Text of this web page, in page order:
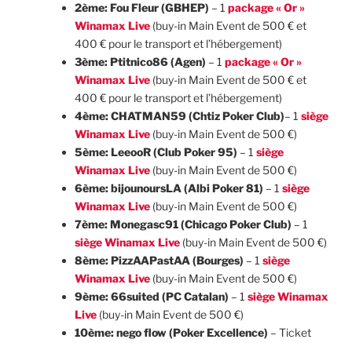
2ème: Fou Fleur (GBHEP) – 1 package « Or »
Winamax Live (buy-in Main Event de 500 € et
400 € pour le transport et l’hébergement)
3ème: Ptitnico86 (Agen) – 1 package « Or »
Winamax Live (buy-in Main Event de 500 € et
400 € pour le transport et l’hébergement)
4ème: CHATMAN59 (Chtiz Poker Club)– 1 siège
Winamax Live (buy-in Main Event de 500 €)
5ème: LeeooR (Club Poker 95) – 1 siège
Winamax Live (buy-in Main Event de 500 €)
6ème: bijounoursLA (Albi Poker 81) – 1 siège
Winamax Live (buy-in Main Event de 500 €)
7ème: Monegasc91 (Chicago Poker Club) – 1
siège Winamax Live (buy-in Main Event de 500 €)
8ème: PizzAAPastAA (Bourges) – 1 siège
Winamax Live (buy-in Main Event de 500 €)
9ème: 66suited (PC Catalan) – 1 siège Winamax
Live (buy-in Main Event de 500 €)
10ème: nego flow (Poker Excellence) – Ticket